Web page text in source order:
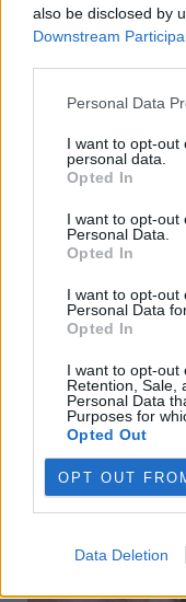
also be disclosed by
Downstream
Personal Data
I want to opt-out
personal data.
Opted In
I want to opt-out
Personal Data.
Opted In
I want to opt-out
Personal Data
Opted In
I want to opt-out
Retention, Sale,
Personal Data
Purposes for
Opted Out
OPT OUT
Data Deletion
tisknout
veškerá práva.
je výslovně zakázáno
strany ČTK.
Dále čtěte |